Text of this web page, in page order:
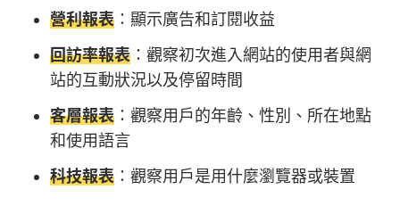
營利報表 ：顯示廣告和訂閱收益
回訪率報表 ：觀察初次進入網站的使用者與網
站的互動狀況以及停留時間
客層報表 ：觀察用戶的年齡、性別、所在地點
和使用語言
科技報表 ：觀察用戶是用什麼瀏覽器或裝置